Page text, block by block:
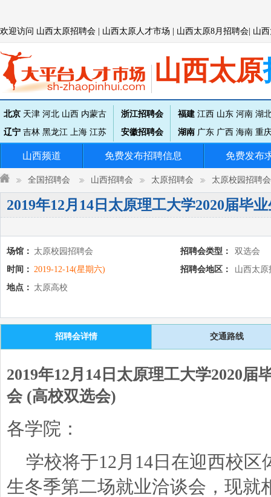
欢迎访问 山西太原招聘会 | 山西太原 人才市场 | 山西太原8月招聘会| 山
山西太原
北京 天津 河北 山西 内蒙古
辽宁 吉林 黑龙江 上海 江苏
浙江招聘会
安徽招聘会
福建 江西 山东 河南 湖
湖南 广东 广西 海南 重
山西频道 免费发布招聘信息 免费发布
全国招聘会 山西招聘会 太原招聘会 太原校园招聘会
2019年12月14日太原理工大学2020届毕
场馆： 太原校园招聘会 招聘会类型：
双选会
时间： 2019-12-14(星期六) 招聘会地区：
山西太原
地点： 太原高校
招聘会详情 交通路线
2019年12月14日太原理工大学2020届
会 (高校双选会)
各学院：
学校将于12月14日在迎西校区
生冬季第二场就业洽谈会，现就